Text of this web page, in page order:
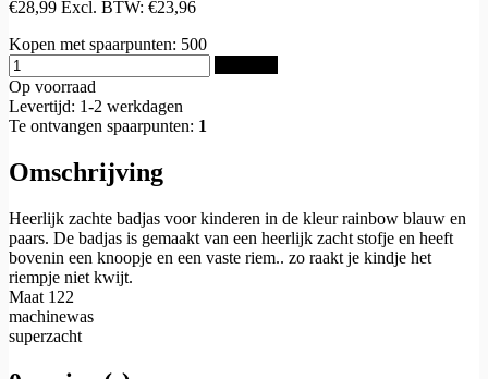
€28,99 Excl. BTW: €23,96
Kopen met spaarpunten: 500
Op voorraad
Levertijd: 1-2 werkdagen
Te ontvangen spaarpunten: 1
Omschrijving
Heerlijk zachte badjas voor kinderen in de kleur rainbow blauw en
paars. De badjas is gemaakt van een heerlijk zacht stofje en heeft
bovenin een knoopje en een vaste riem.. zo raakt je kindje het
riempje niet kwijt.
Maat 122
machinewas
superzacht